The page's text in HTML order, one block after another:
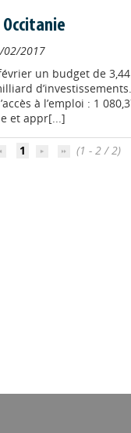
02/2017
un budget de
à l’emploi : 1
et appr[...]
1 (1 - 2 / 2)